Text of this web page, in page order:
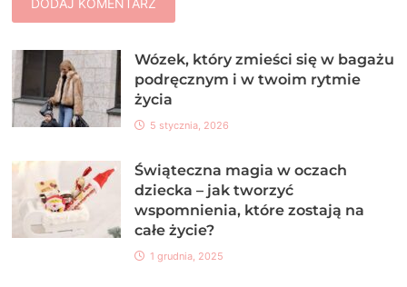
Wózek, który zmieści się w bagażu
podręcznym i w twoim rytmie
życia
5 stycznia, 2026
Świąteczna magia w oczach
dziecka – jak tworzyć
wspomnienia, które zostają na
całe życie?
1 grudnia, 2025